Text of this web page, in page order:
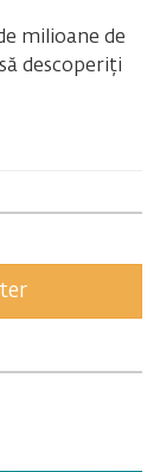
milioane de
descoperiți